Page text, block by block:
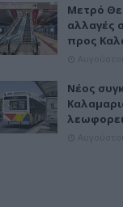
Μετρό
αλλαγές
προς
Νέος